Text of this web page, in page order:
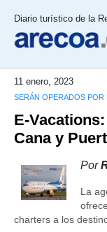
Diario turístico de la
11 enero, 2023
SERÁN OPERADOS POR
E-
Cana y
Por
La
charters a los